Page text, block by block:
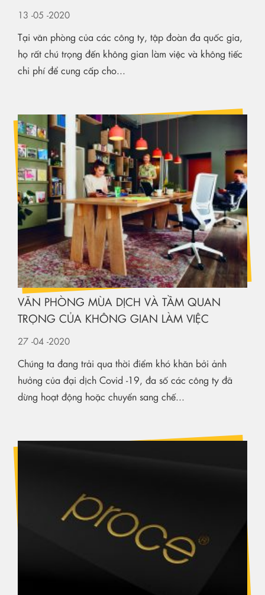
13 -05 -2020
Tại văn phòng của các công ty, tập đoàn đa quốc gia,
họ rất chú trọng đến không gian làm việc và không tiếc
chi phí để cung cấp cho...
VĂN PHÒNG MÙA DỊCH VÀ TẦM QUAN
TRỌNG CỦA KHÔNG GIAN LÀM VIỆC
27 -04 -2020
Chúng ta đang trải qua thời điểm khó khăn bởi ảnh
hưởng của đại dịch Covid -19, đa số các công ty đã
dừng hoạt động hoặc chuyển sang chế...